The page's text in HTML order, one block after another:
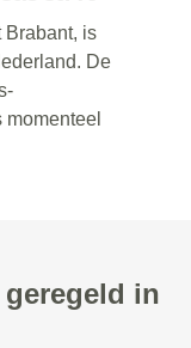
Brabant, is
De
in